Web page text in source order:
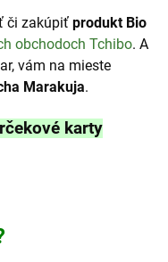
či zakúpiť produkt Bio
obchodoch Tchibo. A
vám na mieste
Marakuja.
karty